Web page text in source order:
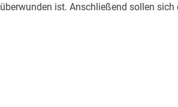
überwunden ist. Anschließend sollen sich